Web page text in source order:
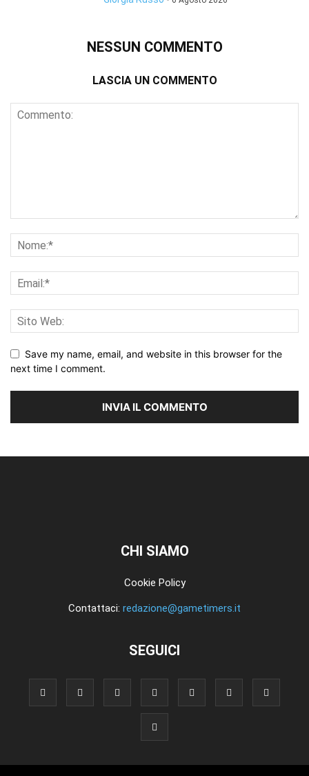
NESSUN COMMENTO
LASCIA UN COMMENTO
Save my name, email, and website in this browser for the
next time I comment.
CHI SIAMO
Cookie Policy
Contattaci: redazione@gametimers.it
SEGUICI